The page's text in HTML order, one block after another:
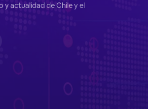
y actualidad de Chile y el